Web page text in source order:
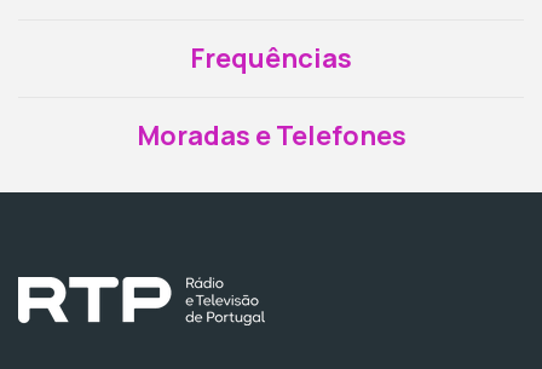
Frequências
Moradas e Telefones